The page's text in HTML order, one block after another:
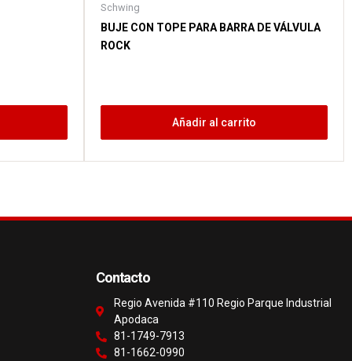
Schwing
BUJE CON TOPE PARA BARRA DE VÁLVULA
ROCK
Añadir al carrito
Contacto
Regio Avenida #110 Regio Parque Industrial
Apodaca
81-1749-7913
81-1662-0990